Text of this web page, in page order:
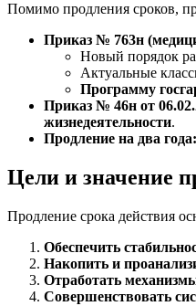
Помимо продления сроков,
Приказ № 763н
Новый порядок
Актуальные
Программу
Приказ № 46н от
жизнедеятельности.
Продление на два года:
Цели и значение
Продление срока действия
Обеспечить
Накопить и
Отработать
Совершенствовать